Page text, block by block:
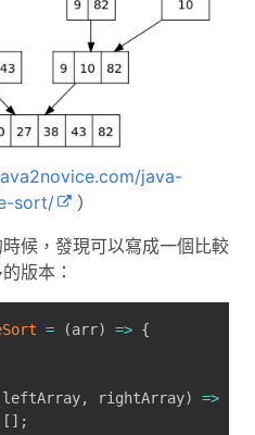
java-
sort/
）
候，發現可以寫成一個比較
版本：
= (arr) => {
leftArray, rightArray) =>
[ ] ;